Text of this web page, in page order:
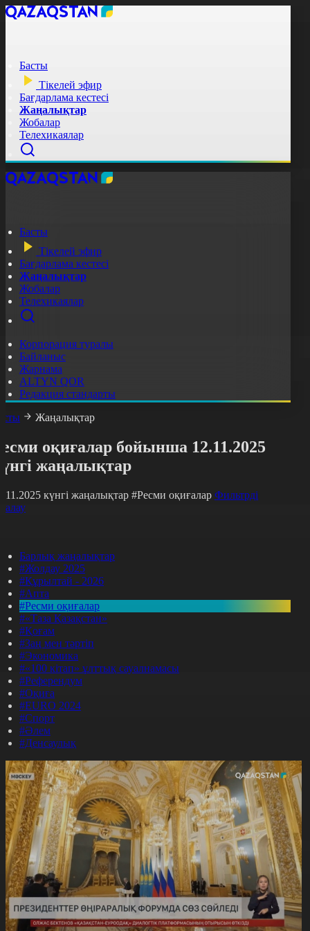
Басты
Тікелей эфир
Бағдарлама кестесі
Жаңалықтар
Жобалар
Телехикаялар
Басты
Тікелей эфир
Бағдарлама кестесі
Жаңалықтар
Жобалар
Телехикаялар
Корпорация туралы
Байланыс
Жарнама
ALTYN QOR
Редакция стандарты
Жаңалықтар
оқиғалар бойынша 12.11.2025
жаңалықтар
күнгі жаңалықтар #Ресми оқиғалар Фильтрді
Барлық жаңалықтар
#Жолдау 2025
#Құрылтай - 2026
#Апта
#Ресми оқиғалар
#«Таза Қазақстан»
#Қоғам
#Заң мен тәртіп
#Экономика
#«100 кітап» ұлттық сауалнамасы
#Референдум
#Оқиға
#EURO 2024
#Спорт
#Әлем
#Денсаулық